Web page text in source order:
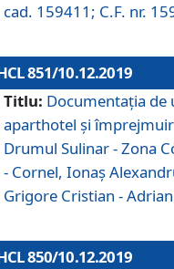
cad. 159411; C.F. nr.
851/10.12.2019
Titlu: Documentaţia de
aparthotel şi
Drumul Sulinar - Zona
- Cornel, Ionaş
Grigore Cristian -
850/10.12.2019